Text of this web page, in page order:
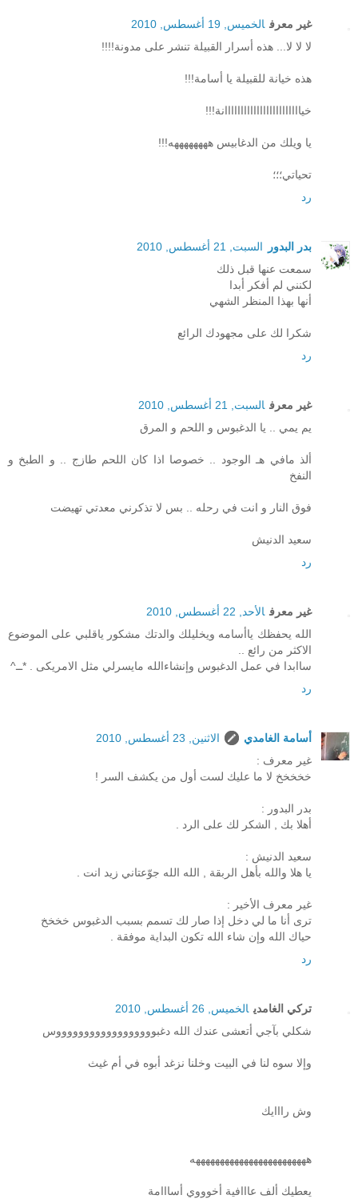
غير معرف الخميس, 19 أغسطس, 2010
لا لا لا... هذه أسرار القبيلة تنشر على مدونة!!!!
هذه خيانة للقبيلة يا أسامة!!!
خياااااااااااااااااااااااانة!!!
يا ويلك من الدغابيس ههههههههه!!!
تحياتي؛؛؛
رد
بدر البدور
السبت, 21 أغسطس, 2010
سمعت عنها قبل ذلك
لكنني لم أفكر أبدا
أنها بهذا المنظر الشهي
شكرا لك على مجهودك الرائع
رد
غير معرف السبت, 21 أغسطس, 2010
يم يمي .. يا الدغبوس و اللحم و المرق
ألذ مافي هـ الوجود .. خصوصا اذا كان اللحم طازج .. و الطبخ و
النفخ
فوق النار و انت في رحله .. بس لا تذكرني معدتي تهيضت
سعيد الدنيش
رد
غير معرف الأحد, 22 أغسطس, 2010
الله يحفظك ياأسامه ويخليلك والدتك مشكور ياقلبي على الموضوع
الاكثر من رائع ..
ساابدا في عمل الدغبوس وإنشاءالله مايسرلي مثل الامريكى . *ــ^
رد
أسامة الغامدي
الاثنين, 23 أغسطس, 2010
غير معرف :
خخخخخ لا ما عليك لست أول من يكشف السر !
بدر البدور :
أهلا بك , الشكر لك على الرد .
سعيد الدنيش :
يا هلا والله بأهل الربقة , الله الله جوّعتاني زيد انت .
غير معرف الأخير :
ترى أنا ما لي دخل إذا صار لك تسمم بسبب الدغبوس خخخخ
حياك الله وإن شاء الله تكون البداية موفقة .
رد
تركي الغامدي الخميس, 26 أغسطس, 2010
شكلي بآجي أتعشى عندك الله دغبووووووووووووووووووس
وإلا سوه لنا في البيت وخلنا نزغد أبوه في أم غيث
وش رااايك
ههههههههههههههههههههههههه
يعطيك ألف عااافية أخوووي أسااامة